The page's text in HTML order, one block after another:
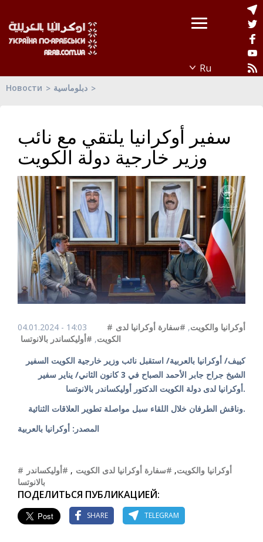
Новости دبلوماسية
سفير أوكرانيا يلتقي مع نائب
وزير خارجية دولة الكويت
04.01.2024 - 14:03 #أوكرانيا والكويت, #سفارة أوكرانيا لدى
الكويت, #أوليكساندر بالانوتسا
كييف/ أوكرانيا بالعربية/ استقبل نائب وزير خارجية الكويت السفير
الشيخ جراح جابر الأحمد الصباح في 3 كانون الثاني/ يناير سفير
أوكرانيا لدى دولة الكويت الدكتور أوليكساندر بالانوتسا.
وناقش الطرفان خلال اللقاء سبل مواصلة تطوير العلاقات الثنائية.
المصدر: أوكرانيا بالعربية
#أوكرانيا والكويت, #سفارة أوكرانيا لدى الكويت , #أوليكساندر
بالانوتسا
ПОДЕЛИТЬСЯ ПУБЛИКАЦИЕЙ:
SHARE TELEGRAM